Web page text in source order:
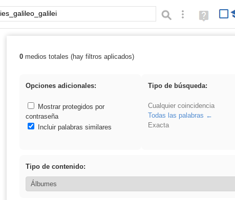
Palabra o frase: Búsqueda avanzada
Ayuda
(en
Resultados de: ies_galileo_galilei
0medios totales (hay filtros aplicados)
Opciones adicionales:
Mostrar protegidos por
contraseña
Incluir palabras similares
Tipo de búsqueda:
Cualquier coincidencia
Todas las palabras
Exacta
Tipo de contenido: